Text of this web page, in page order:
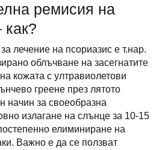
ремисия на
как?
лечение на псориазис е т.нар.
облъчване на засегнатите
кожата с ултравиолетови
греене през лятото
начин за своеобразна
излагане на слънце за 10-15
елиминиране на
Важно е да се ползват